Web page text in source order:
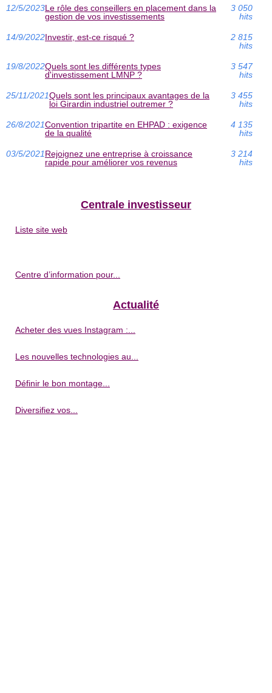
12/5/2023Le rôle des conseillers en placement dans la
gestion de vos investissements
3 050
hits
14/9/2022Investir, est-ce risqué ?
2 815
hits
19/8/2022Quels sont les différents types
d'investissement LMNP ?
3 547
hits
25/11/2021Quels sont les principaux avantages de la
loi Girardin industriel outremer ?
3 455
hits
26/8/2021Convention tripartite en EHPAD : exigence
de la qualité
4 135
hits
03/5/2021Rejoignez une entreprise à croissance
rapide pour améliorer vos revenus
3 214
hits
Centrale investisseur
Liste site web
Centre d’information pour...
Actualité
Acheter des vues Instagram :...
Les nouvelles technologies au...
Définir le bon montage...
Diversifiez vos...